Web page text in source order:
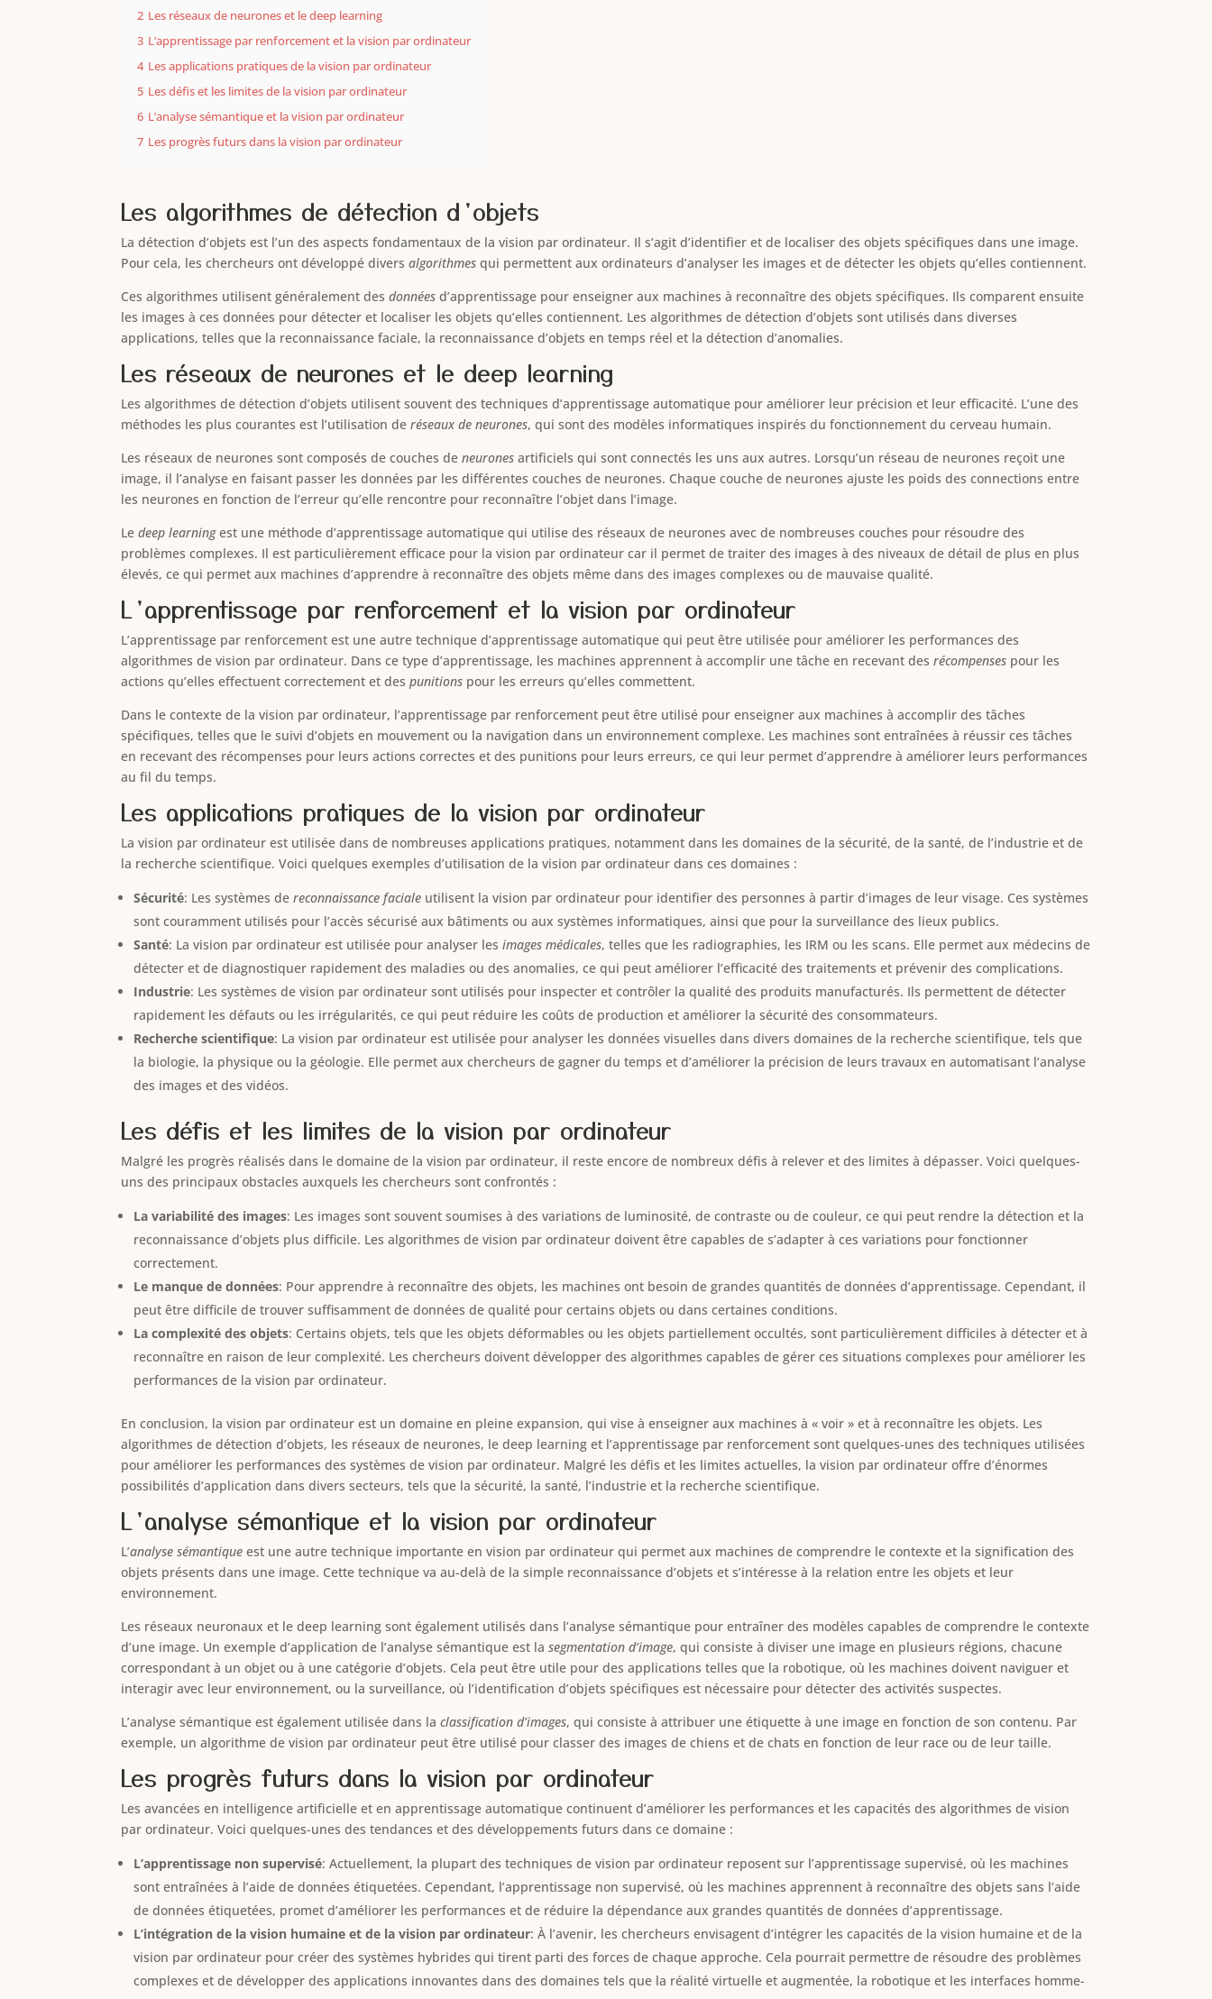
2 Les réseaux de neurones et le deep learning
3 L’apprentissage par renforcement et la vision par ordinateur
4 Les applications pratiques de la vision par ordinateur
5 Les défis et les limites de la vision par ordinateur
6 L’analyse sémantique et la vision par ordinateur
7 Les progrès futurs dans la vision par ordinateur
Les algorithmes de détection d’objets
La détection d’objets est l’un des aspects fondamentaux de la vision par ordinateur. Il s’agit d’identifier et de localiser des objets spécifiques dans une image.
Pour cela, les chercheurs ont développé diversalgorithmes qui permettent aux ordinateurs d’analyser les images et de détecter les objets qu’elles contiennent.
Ces algorithmes utilisent généralement desdonnées d’apprentissage pour enseigner aux machines à reconnaître des objets spécifiques. Ils comparent ensuite
les images à ces données pour détecter et localiser les objets qu’elles contiennent. Les algorithmes de détection d’objets sont utilisés dans diverses
applications, telles que la reconnaissance faciale, la reconnaissance d’objets en temps réel et la détection d’anomalies.
Les réseaux de neurones et le deep learning
Les algorithmes de détection d’objets utilisent souvent des techniques d’apprentissage automatique pour améliorer leur précision et leur efficacité. L’une des
méthodes les plus courantes est l’utilisation deréseaux de neurones, qui sont des modèles informatiques inspirés du fonctionnement du cerveau humain.
Les réseaux de neurones sont composés de couches deneurones artificiels qui sont connectés les uns aux autres. Lorsqu’un réseau de neurones reçoit une
image, il l’analyse en faisant passer les données par les différentes couches de neurones. Chaque couche de neurones ajuste les poids des connections entre
les neurones en fonction de l’erreur qu’elle rencontre pour reconnaître l’objet dans l’image.
Ledeep learningest une méthode d’apprentissage automatique qui utilise des réseaux de neurones avec de nombreuses couches pour résoudre des
problèmes complexes. Il est particulièrement efficace pour la vision par ordinateur car il permet de traiter des images à des niveaux de détail de plus en plus
élevés, ce qui permet aux machines d’apprendre à reconnaître des objets même dans des images complexes ou de mauvaise qualité.
L’apprentissage par renforcement et la vision par ordinateur
L’apprentissage par renforcement est une autre technique d’apprentissage automatique qui peut être utilisée pour améliorer les performances des
algorithmes de vision par ordinateur. Dans ce type d’apprentissage, les machines apprennent à accomplir une tâche en recevant desrécompenses pour les
actions qu’elles effectuent correctement et despunitions pour les erreurs qu’elles commettent.
Dans le contexte de la vision par ordinateur, l’apprentissage par renforcement peut être utilisé pour enseigner aux machines à accomplir des tâches
spécifiques, telles que le suivi d’objets en mouvement ou la navigation dans un environnement complexe. Les machines sont entraînées à réussir ces tâches
en recevant des récompenses pour leurs actions correctes et des punitions pour leurs erreurs, ce qui leur permet d’apprendre à améliorer leurs performances
au fil du temps.
Les applications pratiques de la vision par ordinateur
La vision par ordinateur est utilisée dans de nombreuses applications pratiques, notamment dans les domaines de la sécurité, de la santé, de l’industrie et de
la recherche scientifique. Voici quelques exemples d’utilisation de la vision par ordinateur dans ces domaines :
Sécurité: Les systèmes dereconnaissance faciale utilisent la vision par ordinateur pour identifier des personnes à partir d’images de leur visage. Ces systèmes
sont couramment utilisés pour l’accès sécurisé aux bâtiments ou aux systèmes informatiques, ainsi que pour la surveillance des lieux publics.
Santé: La vision par ordinateur est utilisée pour analyser lesimages médicales, telles que les radiographies, les IRM ou les scans. Elle permet aux médecins de
détecter et de diagnostiquer rapidement des maladies ou des anomalies, ce qui peut améliorer l’efficacité des traitements et prévenir des complications.
Industrie: Les systèmes de vision par ordinateur sont utilisés pour inspecter et contrôler la qualité des produits manufacturés. Ils permettent de détecter
rapidement les défauts ou les irrégularités, ce qui peut réduire les coûts de production et améliorer la sécurité des consommateurs.
Recherche scientifique: La vision par ordinateur est utilisée pour analyser les données visuelles dans divers domaines de la recherche scientifique, tels que
la biologie, la physique ou la géologie. Elle permet aux chercheurs de gagner du temps et d’améliorer la précision de leurs travaux en automatisant l’analyse
des images et des vidéos.
Les défis et les limites de la vision par ordinateur
Malgré les progrès réalisés dans le domaine de la vision par ordinateur, il reste encore de nombreux défis à relever et des limites à dépasser. Voici quelques-
uns des principaux obstacles auxquels les chercheurs sont confrontés :
La variabilité des images: Les images sont souvent soumises à des variations de luminosité, de contraste ou de couleur, ce qui peut rendre la détection et la
reconnaissance d’objets plus difficile. Les algorithmes de vision par ordinateur doivent être capables de s’adapter à ces variations pour fonctionner
correctement.
Le manque de données: Pour apprendre à reconnaître des objets, les machines ont besoin de grandes quantités de données d’apprentissage. Cependant, il
peut être difficile de trouver suffisamment de données de qualité pour certains objets ou dans certaines conditions.
La complexité des objets: Certains objets, tels que les objets déformables ou les objets partiellement occultés, sont particulièrement difficiles à détecter et à
reconnaître en raison de leur complexité. Les chercheurs doivent développer des algorithmes capables de gérer ces situations complexes pour améliorer les
performances de la vision par ordinateur.
En conclusion, la vision par ordinateur est un domaine en pleine expansion, qui vise à enseigner aux machines à « voir » et à reconnaître les objets. Les
algorithmes de détection d’objets, les réseaux de neurones, le deep learning et l’apprentissage par renforcement sont quelques-unes des techniques utilisées
pour améliorer les performances des systèmes de vision par ordinateur. Malgré les défis et les limites actuelles, la vision par ordinateur offre d’énormes
possibilités d’application dans divers secteurs, tels que la sécurité, la santé, l’industrie et la recherche scientifique.
L’analyse sémantique et la vision par ordinateur
L’analyse sémantique est une autre technique importante en vision par ordinateur qui permet aux machines de comprendre le contexte et la signification des
objets présents dans une image. Cette technique va au-delà de la simple reconnaissance d’objets et s’intéresse à la relation entre les objets et leur
environnement.
Les réseaux neuronaux et le deep learning sont également utilisés dans l’analyse sémantique pour entraîner des modèles capables de comprendre le contexte
d’une image. Un exemple d’application de l’analyse sémantique est lasegmentation d’image, qui consiste à diviser une image en plusieurs régions, chacune
correspondant à un objet ou à une catégorie d’objets. Cela peut être utile pour des applications telles que la robotique, où les machines doivent naviguer et
interagir avec leur environnement, ou la surveillance, où l’identification d’objets spécifiques est nécessaire pour détecter des activités suspectes.
L’analyse sémantique est également utilisée dans laclassification d’images, qui consiste à attribuer une étiquette à une image en fonction de son contenu. Par
exemple, un algorithme de vision par ordinateur peut être utilisé pour classer des images de chiens et de chats en fonction de leur race ou de leur taille.
Les progrès futurs dans la vision par ordinateur
Les avancées en intelligence artificielle et en apprentissage automatique continuent d’améliorer les performances et les capacités des algorithmes de vision
par ordinateur. Voici quelques-unes des tendances et des développements futurs dans ce domaine :
L’apprentissage non supervisé: Actuellement, la plupart des techniques de vision par ordinateur reposent sur l’apprentissage supervisé, où les machines
sont entraînées à l’aide de données étiquetées. Cependant, l’apprentissage non supervisé, où les machines apprennent à reconnaître des objets sans l’aide
de données étiquetées, promet d’améliorer les performances et de réduire la dépendance aux grandes quantités de données d’apprentissage.
L’intégration de la vision humaine et de la vision par ordinateur: À l’avenir, les chercheurs envisagent d’intégrer les capacités de la vision humaine et de la
vision par ordinateur pour créer des systèmes hybrides qui tirent parti des forces de chaque approche. Cela pourrait permettre de résoudre des problèmes
complexes et de développer des applications innovantes dans des domaines tels que la réalité virtuelle et augmentée, la robotique et les interfaces homme-